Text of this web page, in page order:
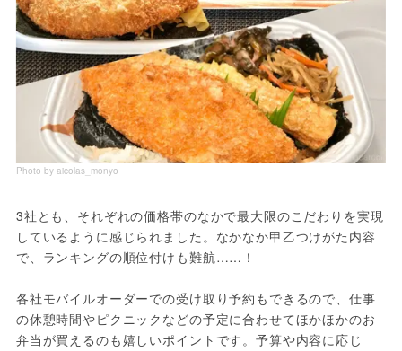
Photo by aicolas_monyo
3社とも、それぞれの価格帯のなかで最大限のこだわりを実現
しているように感じられました。なかなか甲乙つけがた内容
で、ランキングの順位付けも難航……！
各社モバイルオーダーでの受け取り予約もできるので、仕事
の休憩時間やピクニックなどの予定に合わせてほかほかのお
弁当が買えるのも嬉しいポイントです。予算や内容に応じ